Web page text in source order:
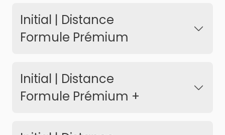
Initial | Distance
Formule Prémium
Initial | Distance
Formule Prémium +